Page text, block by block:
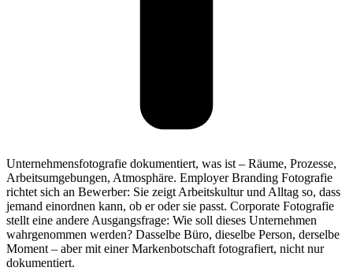
Unternehmensfotografie dokumentiert, was ist – Räume, Prozesse,
Arbeitsumgebungen, Atmosphäre. Employer Branding Fotografie
richtet sich an Bewerber: Sie zeigt Arbeitskultur und Alltag so, dass
jemand einordnen kann, ob er oder sie passt. Corporate Fotografie
stellt eine andere Ausgangsfrage: Wie soll dieses Unternehmen
wahrgenommen werden? Dasselbe Büro, dieselbe Person, derselbe
Moment – aber mit einer Markenbotschaft fotografiert, nicht nur
dokumentiert.